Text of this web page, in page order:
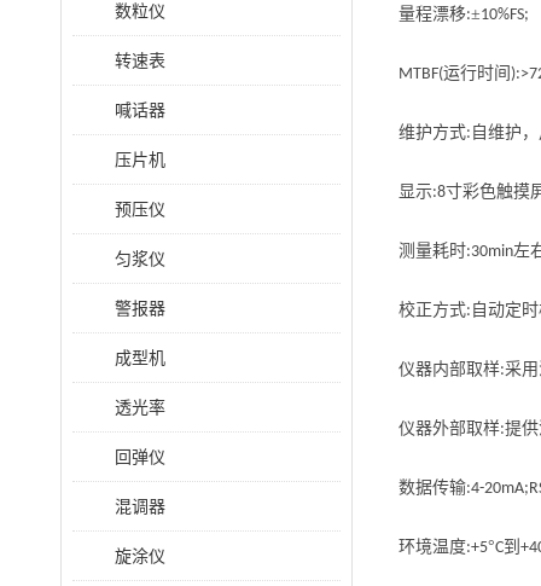
数粒仪
转速表
喊话器
压片机
预压仪
匀浆仪
警报器
成型机
透光率
回弹仪
混调器
旋涂仪
量程漂移:±10%FS;
MTBF(运行时间
维护方式: 自维护
显示:8寸彩色触摸
测量耗时:30min左
校正方式: 自动定
仪器内部取样:采
仪器外部取样:提
数据传输:4-
环境温度:+5°C到